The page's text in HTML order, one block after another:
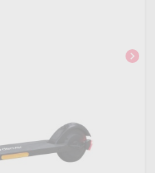
chevron_right